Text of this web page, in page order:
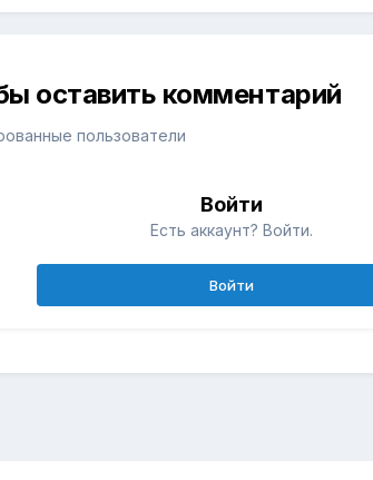
оставить комментарий
пользователи
Войти
Есть аккаунт? Войти.
Войти